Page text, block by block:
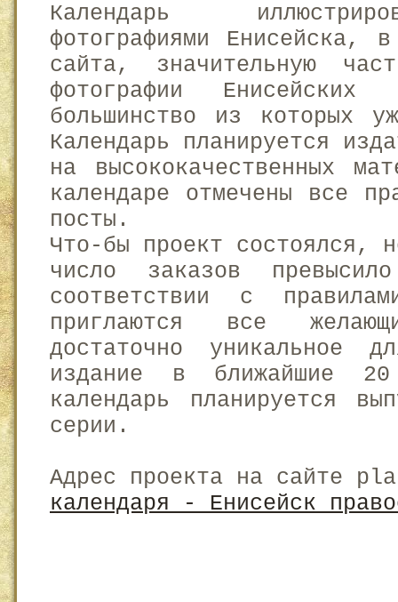
Календарь
фотографиями Енисейска,
сайта, значительную
фотографии Енисейских
большинство из которых
Календарь планируется
на высококачественных
календаре отмечены все
посты.
Что-бы проект состоялся,
число заказов
соответствии с
приглаются все
достаточно уникальное
издание в ближайшие
календарь планируется
серии.
Адрес проекта на сайте
календаря - Енисейск